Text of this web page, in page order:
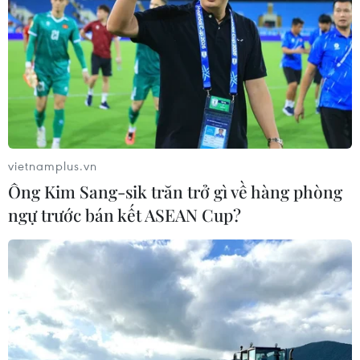
#Thị trường lúa gạo
#Tình hình xuất khẩu gạo
#Giá gạo sụt giảm
An Giang
vietnamplus.vn
Ông Kim Sang-sik trăn trở gì về hàng phòng
ngự trước bán kết ASEAN Cup?